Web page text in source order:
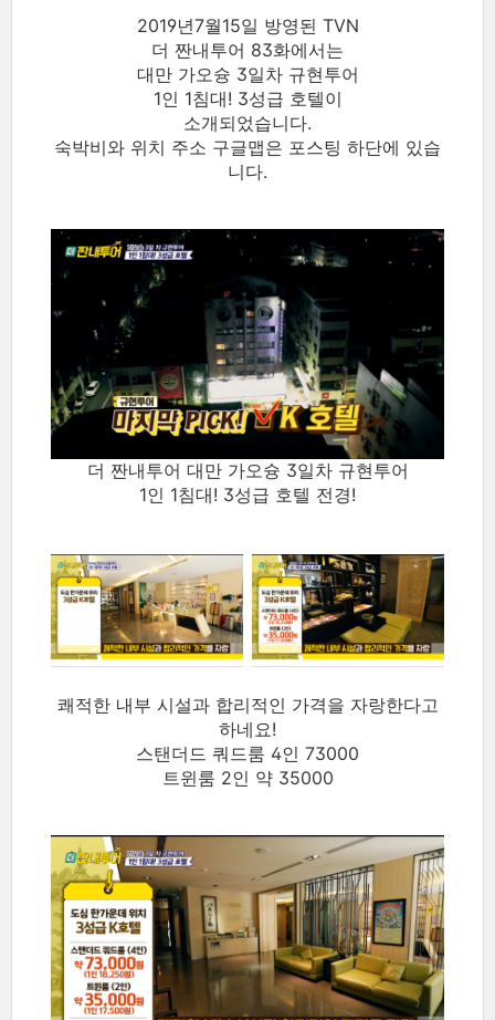
2019년7월15일 방영된 TVN
더 짠내투어 83화에서는
대만 가오슝 3일차 규현투어
1인 1침대! 3성급 호텔이
소개되었습니다.
숙박비와 위치 주소 구글맵은 포스팅 하단에 있습
니다.
더 짠내투어 대만 가오슝 3일차 규현투어
1인 1침대! 3성급 호텔 전경!
쾌적한 내부 시설과 합리적인 가격을 자랑한다고
하네요!
스탠더드 쿼드룸 4인 73000
트윈룸 2인 약 35000